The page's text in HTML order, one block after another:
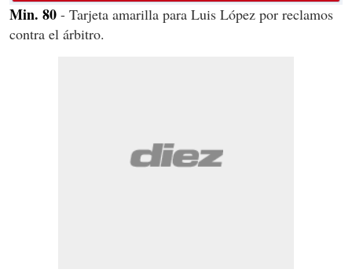
Min. 80 - Tarjeta amarilla para Luis López por reclamos
contra el árbitro.